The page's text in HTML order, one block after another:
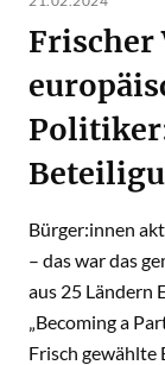
Frischer
Bürger:innen
– das war das
aus 25 Ländern
„Becoming a
Frisch gewählte